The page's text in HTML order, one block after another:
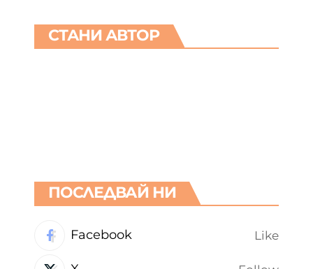
СТАНИ АВТОР
ПОСЛЕДВАЙ НИ
Facebook Like